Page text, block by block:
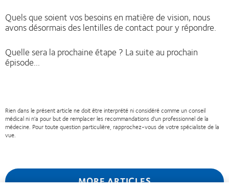
Quels que soient vos besoins en matière de vision, nous
avons désormais des lentilles de contact pour y répondre.
Quelle sera la prochaine étape ? La suite au prochain
épisode...
Rien dans le présent article ne doit être interprété ni considéré comme un conseil
médical ni n'a pour but de remplacer les recommandations d'un professionnel de la
médecine. Pour toute question particulière, rapprochez-vous de votre spécialiste de la
vue.
MORE ARTICLES